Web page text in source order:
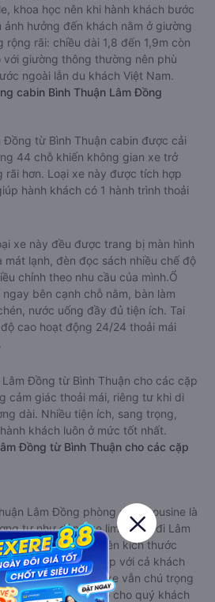
khoa học nên khi hành khách bước
ảnh hưởng đến khách nằm ở giường
rộng rãi: chiều dài 1,8 đến 1,9m còn
với giường thông thường nên phù
ngoài lẫn du khách Việt Nam.
cabin Bình Thuận Lâm Đồng
Đồng từ Bình Thuận cabin được cải
44 chỗ khiến không gian xe trở
rãi hơn. Loại xe này được tích hợp
hành khách có 1 hành trình thoải
xe này đều được trang bị màn hình
mát lạnh, đèn đọc sách nhiều chế độ
chỉnh theo nhu cầu của mình.Ổ
bên cạnh chỗ nằm, bàn làm
nước uống đầy đủ tiện ích. Tai
cao hoạt động 24/24 thoải mái
Đồng từ Bình Thuận cho các cặp
cảm giác thoải mái, riêng tư khi di
dài. Nhiều tiện ích, sang trọng,
khách luôn ở mức tốt nhất.
Đồng từ Bình Thuận cho các cặp
Lâm Đồng phòng đôi limousine là
tự như dòng xe limousine đi Lâm
phòng. Tuy nhiên kích thước
rộng hơn, phù hợp với cả khách
nước ngoài. Nhà xe vẫn chú trọng
đại nhằm đảm bảo cho quý khách